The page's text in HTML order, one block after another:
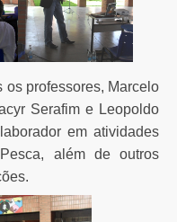
os professores, Marcelo
Serafim e Leopoldo
em atividades
além de outros